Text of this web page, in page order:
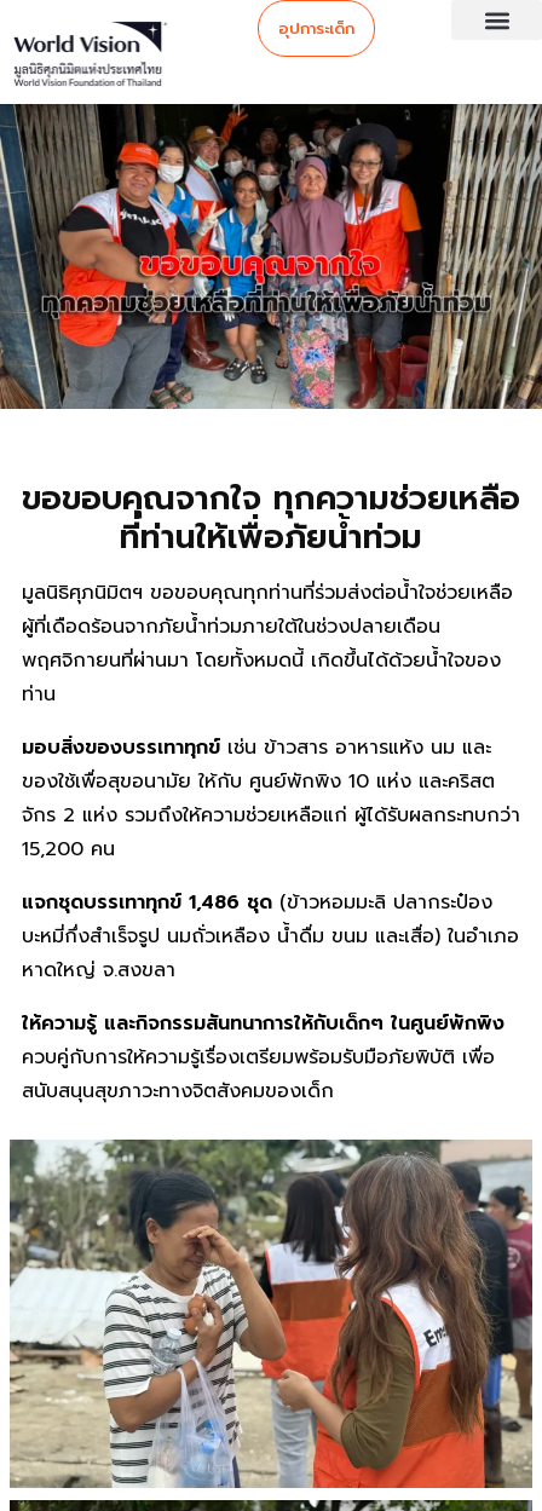
อุปการะเด็ก
ขอขอบคุณจากใจ ทุกความช่วยเหลือ
ที่ท่านให้เพื่อภัยน้ำท่วม
มูลนิธิศุภนิมิตฯ ขอขอบคุณทุกท่านที่ร่วมส่งต่อน้ำใจช่วยเหลือ
ผู้ที่เดือดร้อนจากภัยน้ำท่วมภายใต้ในช่วงปลายเดือน
พฤศจิกายนที่ผ่านมา โดยทั้งหมดนี้ เกิดขึ้นได้ด้วยน้ำใจของ
ท่าน
มอบสิ่งของบรรเทาทุกข์ เช่น ข้าวสาร อาหารแห้ง นม และ
ของใช้เพื่อสุขอนามัย ให้กับ ศูนย์พักพิง 10 แห่ง และคริสต
จักร 2 แห่ง รวมถึงให้ความช่วยเหลือแก่ ผู้ได้รับผลกระทบกว่า
15,200 คน
แจกชุดบรรเทาทุกข์ 1,486 ชุด (ข้าวหอมมะลิ ปลากระป๋อง
บะหมี่กึ่งสำเร็จรูป นมถั่วเหลือง น้ำดื่ม ขนม และเสื่อ) ในอำเภอ
หาดใหญ่ จ.สงขลา
ให้ความรู้ และกิจกรรมสันทนาการให้กับเด็กๆ ในศูนย์พักพิง
ควบคู่กับการให้ความรู้เรื่องเตรียมพร้อมรับมือภัยพิบัติ เพื่อ
สนับสนุนสุขภาวะทางจิตสังคมของเด็ก